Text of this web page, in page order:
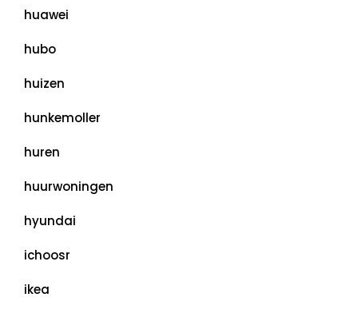
huawei
hubo
huizen
hunkemoller
huren
huurwoningen
hyundai
ichoosr
ikea